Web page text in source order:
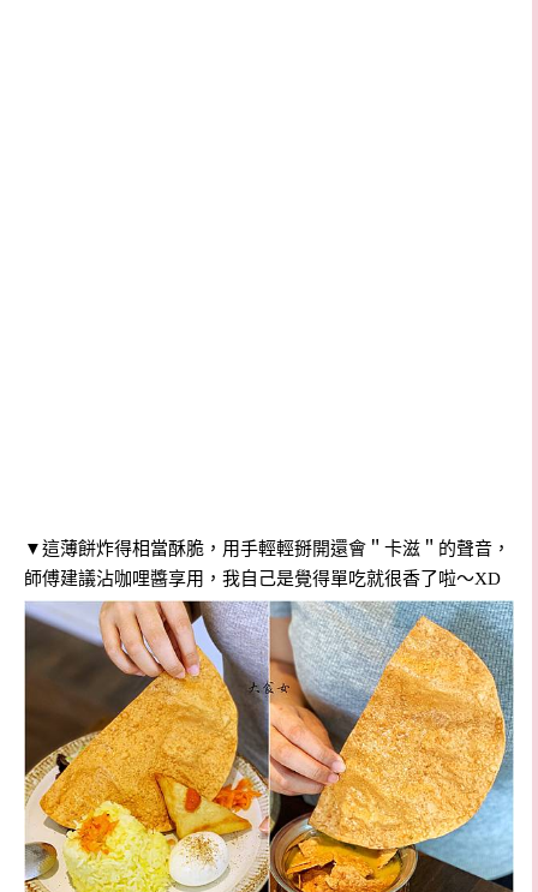
▼這薄餅炸得相當酥脆，用手輕輕掰開還會＂卡滋＂的聲音，
師傅建議沾咖哩醬享用，我自己是覺得單吃就很香了啦～XD